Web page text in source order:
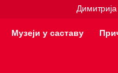
Музеји у саставу